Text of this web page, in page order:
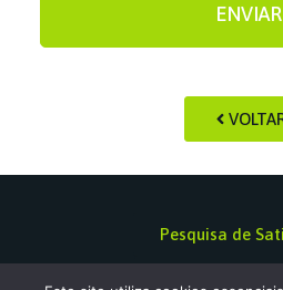
ENVIAR
Pesquisa de